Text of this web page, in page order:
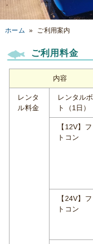
ホーム » ご利用案内
ご利用料金
内容
レンタ
ル料金
レンタル
ト（1日）
【12V】フ
トコン
【24V】フ
トコン